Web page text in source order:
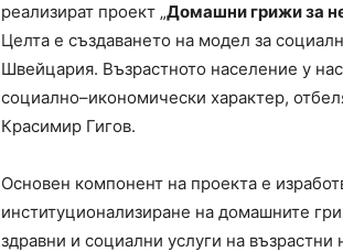
реализират проект „Домашни грижи за
Целта е създаването на модел за
Швейцария. Възрастното население у
социално–икономически характер,
Красимир Гигов.
Основен компонент на проекта е
институционализиране на домашните
здравни и социални услуги на